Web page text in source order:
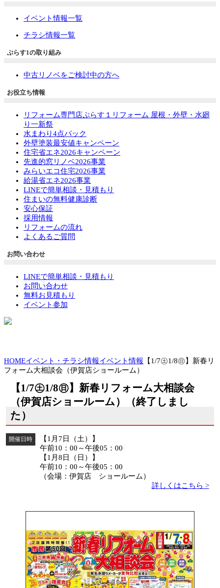
イベント情報一覧
チラシ情報一覧
ぷらす1の取り組み
中古リノベをご検討中の方へ
お役立ち情報
リフォーム専門店ぷらす１リフォーム 屋根・外壁・水廻
り一新祭
水まわり4点パック
外壁塗装最安値キャンペーン
住宅省エネ2026キャンペーン
先進的窓リノベ2026事業
みらいエコ住宅2026事業
給湯省エネ2026事業
LINEで簡単相談・見積もり
住まいの無料健康診断
安心保証
採用情報
リフォームの流れ
よくあるご質問
お問い合わせ
LINEで簡単相談・見積もり
お問い合わせ
無料お見積もり
イベント参加
HOMEイベント・チラシ情報イベント情報 【1/7㊏1/8㊐】新春リ
フォーム大相談会（伊賀店ショールーム）
【1/7㊏1/8㊐】新春リフォーム大相談会
（伊賀店ショールーム）（終了しまし
た）
開催日時
【1月7日（土）】
午前10：00～午後05：00
【1月8日（日）】
午前10：00～午後05：00
（会場：伊賀店 ショールーム）
詳しくはこちら >